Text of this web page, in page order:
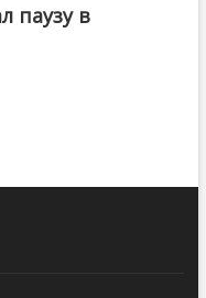
паузу в